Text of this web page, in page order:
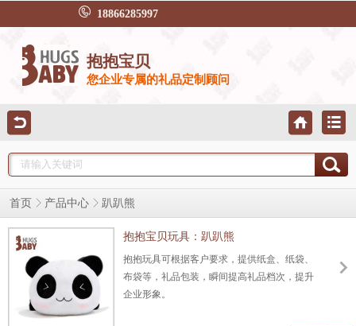
18866285997
抱抱宝贝
您企业专属的礼品定制顾问
首页 产品中心 趴趴熊
抱抱宝贝玩具：趴趴熊
抱抱玩具可根据客户要求，提供纸盒、纸袋、
布袋等，礼品包装，瞬间提高礼品档次，提升
企业形象。